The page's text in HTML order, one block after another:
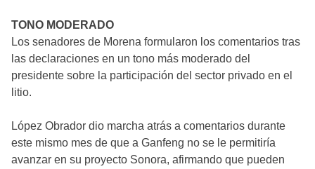
TONO MODERADO
Los senadores de Morena formularon los comentarios tras
las declaraciones en un tono más moderado del
presidente sobre la participación del sector privado en el
litio.
López Obrador dio marcha atrás a comentarios durante
este mismo mes de que a Ganfeng no se le permitiría
avanzar en su proyecto Sonora, afirmando que pueden